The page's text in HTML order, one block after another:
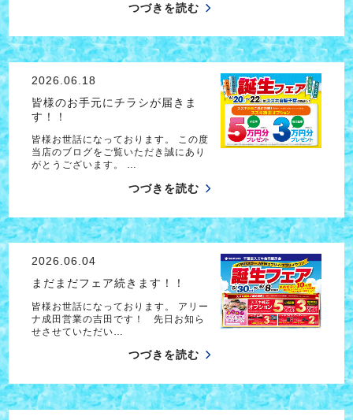
つづきを読む
2026.06.18
皆様のお手元にチラシが届きま
す！！
皆様お世話になっております。 この度
当店のブログをご覧いただき誠にあり
がとうございます。 …
つづきを読む
2026.06.04
まだまだフェア続きます！！
皆様お世話になっております。 アリー
ナ成田営業の吉田です！ 先日お知ら
せさせていただい…
つづきを読む